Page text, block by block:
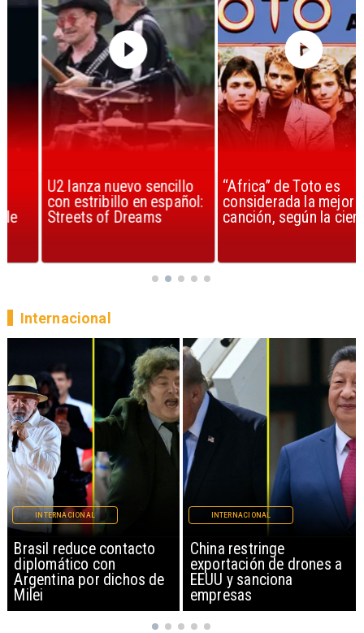
U2 lanza nuevo sencillo
con estribillo en español:
Streets of Dreams
“Africa” de Toto es
considerada la mejor
canción, según la ciencia
China restringe
exportación de drones a
EEUU y sanciona
empresas
INTERNACIONAL
Papa León XIV anuncia
gira por Sudamérica
INTERNACIONAL
Internacional